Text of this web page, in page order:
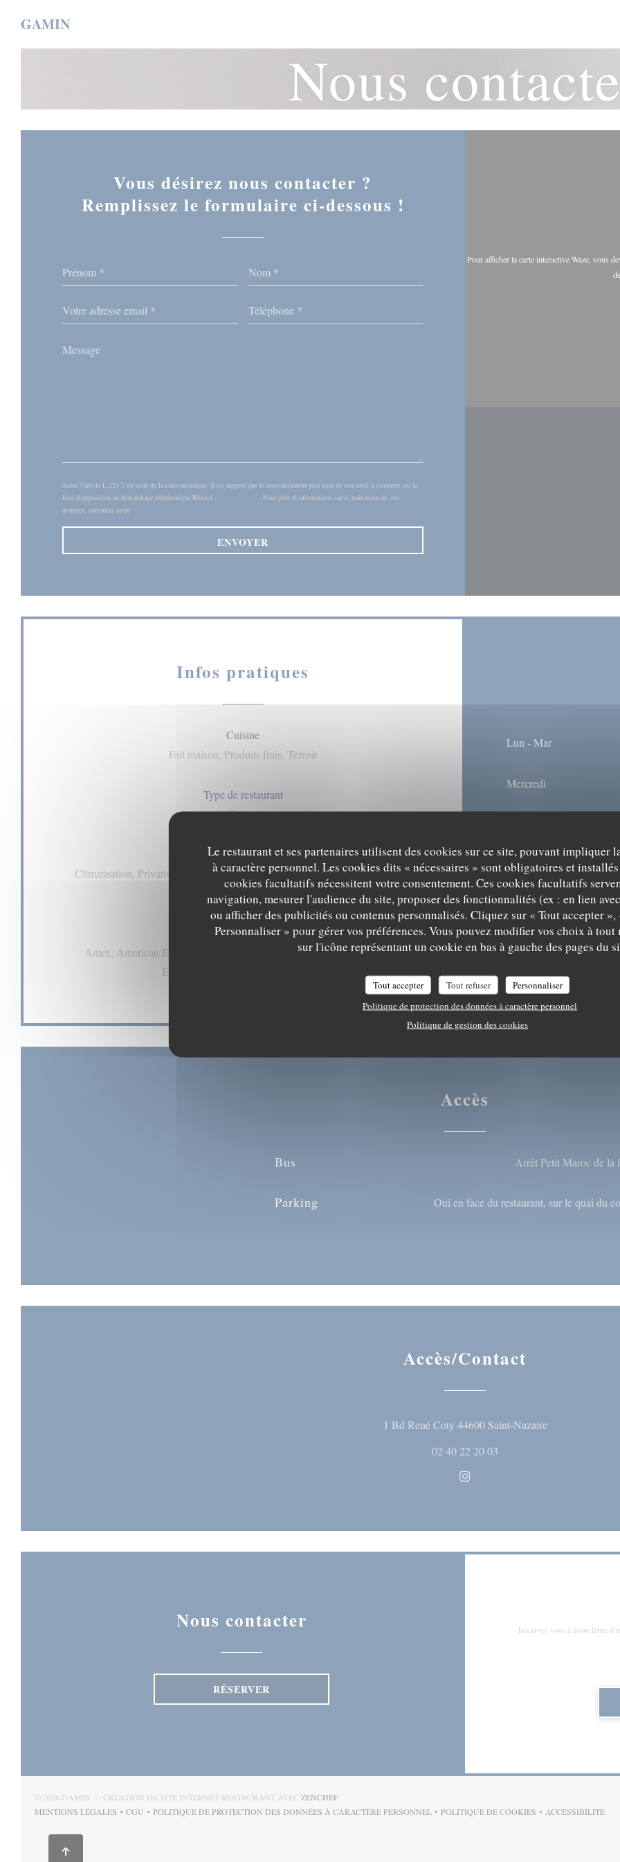
Le restaurant et ses partenaires utilisent des cookies sur ce site, pouvant impliquer
à caractère personnel. Les cookies dits « nécessaires » sont obligatoires et
cookies facultatifs nécessitent votre consentement. Ces cookies facultatifs
navigation, mesurer l'audience du site, proposer des fonctionnalités (ex : en lien
ou afficher des publicités ou contenus personnalisés. Cliquez sur « Tout accepter »,
Personnaliser » pour gérer vos préférences. Vous pouvez modifier vos choix à
sur l'icône représentant un cookie en bas à gauche des pages du
Tout accepter Tout refuser
Personnaliser
Politique de protection des données à caractère personnel
Politique de gestion des cookies
GAMIN
Nous
Vous désirez nous contacter ?
Remplissez le formulaire ci-dessous !
Selon l'article L.223-2 du code de la consommation, il est rappelé que le consommateur peut user de son droit à s'inscrire sur la
liste d'opposition au démarchage téléphonique Bloctel :
. Pour plus d'informations sur le traitement de vos
données, consultez notre
.
Pour afficher la carte interactive Waze, vous
Infos pratiques
Cuisine
Fait maison, Produits frais, Terroir
Type de restaurant
Bistrot
Services
Climatisation, Privatisation, Accès aux personnes à mobilité réduite, Terrasse,
Accès Wifi
Moyens de paiement
Amex, American Express, Paiement Sans Contact, Eurocard/Mastercard,
Espèces, Visa, Chèques, Carte Bleue
Lun -Mar
Mercredi
Sam-Dim
Accès
Bus Arrêt Petit Maroc de la
Parking Oui en face du restaurant, sur le quai du
Accès/Contact
1 Bd René Coty 44600 Saint-Nazaire((ouvre une
02 40 22 20 03
Instagram ((ouvre une nouvelle
Nous contacter
RÉSERVER
Inscrivez-vous à notre lettre
© 2026 GAMIN — CRÉATION DE SITE INTERNET RESTAURANT AVEC ZENCHEF((OUVRE UNE NOUVELLE FENÊTRE))
MENTIONS LÉGALES
((OUVRE UNE NOUVELLE FENÊTRE))
CGU
((OUVRE UNE NOUVELLE FENÊTRE))
POLITIQUE DE PROTECTION DES DONNÉES À CARACTÈRE PERSONNEL
((OUVRE UNE NOUVELLE FENÊTRE))
POLITIQUE DE COOKIES
((OUVRE UNE NOUVELLE
ACCESSIBILITE
((OUVRE